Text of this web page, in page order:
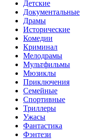
Детские
Документальные
Драмы
Исторические
Комедии
Криминал
Мелодрамы
Мультфильмы
Мюзиклы
Приключения
Семейные
Спортивные
Триллеры
Ужасы
Фантастика
Фэнтези